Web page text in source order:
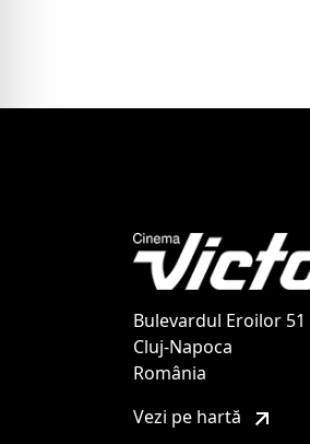
Bulevardul Eroilor 51
Cluj-Napoca
România
Vezi pe hartă